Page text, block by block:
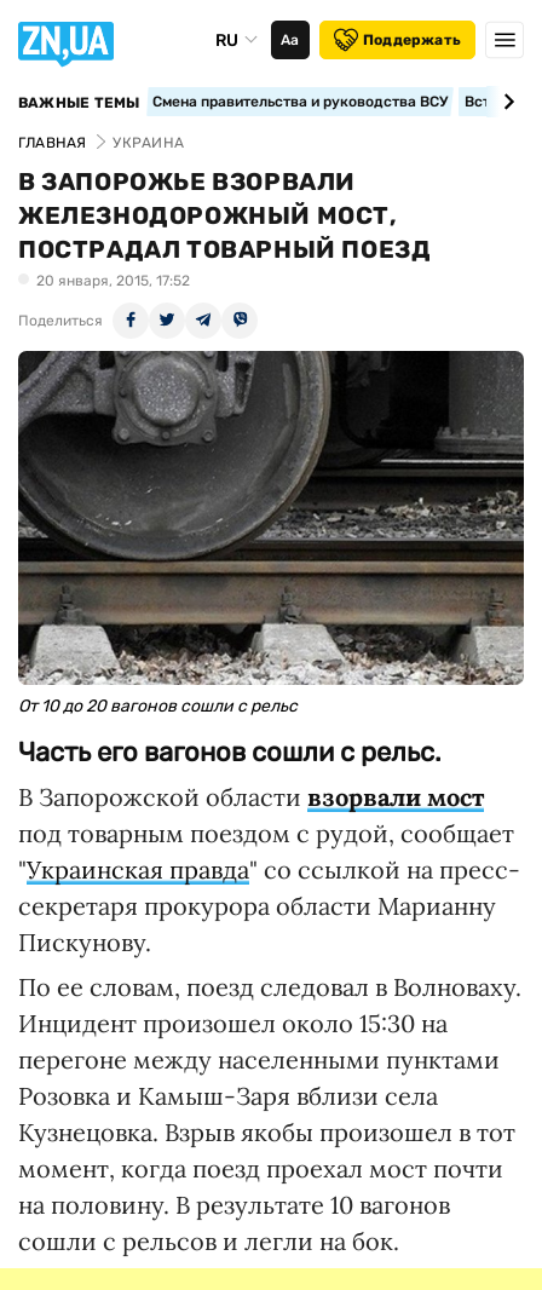
RU Аа Поддержать
ВАЖНЫЕ ТЕМЫ Смена правительства и руководства ВСУ
ГЛАВНАЯ УКРАИНА
В ЗАПОРОЖЬЕ ВЗОРВАЛИ
ЖЕЛЕЗНОДОРОЖНЫЙ МОСТ,
ПОСТРАДАЛ ТОВАРНЫЙ ПОЕЗД
20 января, 2015, 17:52
Поделиться
От 10 до 20 вагонов сошли с рельс
Часть его вагонов сошли с рельс.
В Запорожской области взорвали мост
под товарным поездом с рудой, сообщает
"Украинская правда" со ссылкой на пресс-
секретаря прокурора области Марианну
Пискунову.
По ее словам, поезд следовал в Волноваху.
Инцидент произошел около 15:30 на
перегоне между населенными пунктами
Розовка и Камыш-Заря вблизи села
Кузнецовка. Взрыв якобы произошел в тот
момент, когда поезд проехал мост почти
на половину. В результате 10 вагонов
сошли с рельсов и легли на бок.